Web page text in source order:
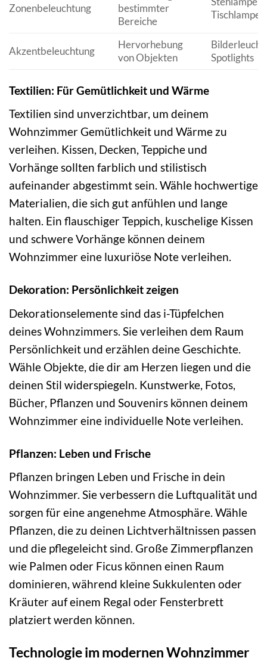
Zonenbeleuchtung
bestimmter
Bereiche
Tischlampen
Akzentbeleuchtung
Hervorhebung
von Objekten
Spotlights
Textilien: Für Gemütlichkeit und Wärme
Textilien sind unverzichtbar, um deinem
Wohnzimmer Gemütlichkeit und Wärme zu
verleihen. Kissen, Decken, Teppiche und
Vorhänge sollten farblich und stilistisch
aufeinander abgestimmt sein. Wähle hochwertige
Materialien, die sich gut anfühlen und lange
halten. Ein flauschiger Teppich, kuschelige Kissen
und schwere Vorhänge können deinem
Wohnzimmer eine luxuriöse Note verleihen.
Dekoration: Persönlichkeit zeigen
Dekorationselemente sind das i-Tüpfelchen
deines Wohnzimmers. Sie verleihen dem Raum
Persönlichkeit und erzählen deine Geschichte.
Wähle Objekte, die dir am Herzen liegen und die
deinen Stil widerspiegeln. Kunstwerke, Fotos,
Bücher, Pflanzen und Souvenirs können deinem
Wohnzimmer eine individuelle Note verleihen.
Pflanzen: Leben und Frische
Pflanzen bringen Leben und Frische in dein
Wohnzimmer. Sie verbessern die Luftqualität und
sorgen für eine angenehme Atmosphäre. Wähle
Pflanzen, die zu deinen Lichtverhältnissen passen
und die pflegeleicht sind. Große Zimmerpflanzen
wie Palmen oder Ficus können einen Raum
dominieren, während kleine Sukkulenten oder
Kräuter auf einem Regal oder Fensterbrett
platziert werden können.
Technologie im modernen Wohnzimmer